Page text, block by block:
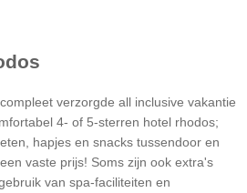
verzorgde all inclusive vakantie
4- of 5-sterren hotel rhodos;
hapjes en snacks tussendoor en
vaste prijs! Soms zijn ook extra's
van spa-faciliteiten en